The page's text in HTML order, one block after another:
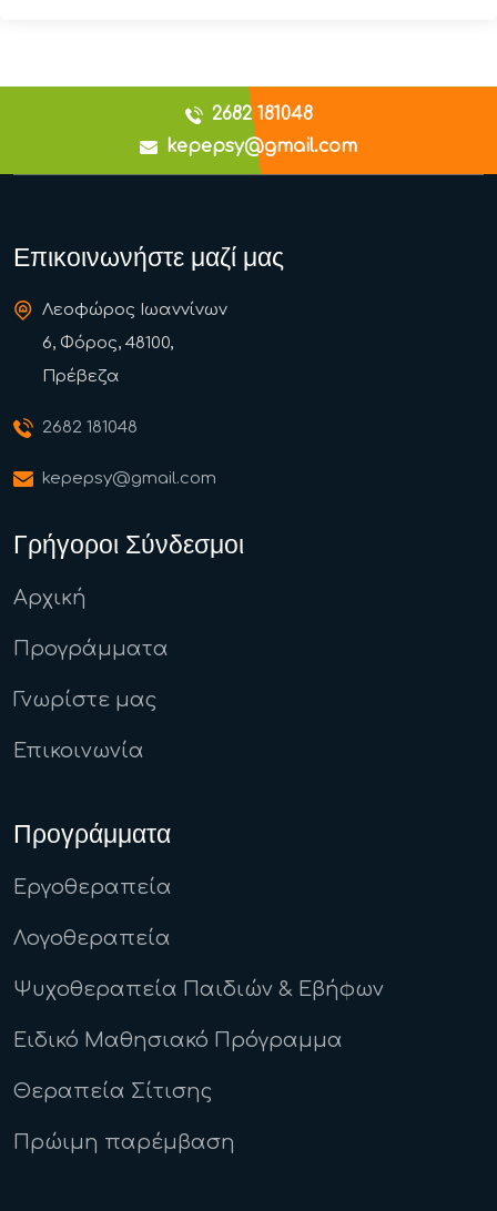
2682 181048
kepepsy@gmail.com
Επικοινωνήστε μαζί μας
Λεοφώρος Ιωαννίνων
6, Φόρος, 48100,
Πρέβεζα
2682 181048
kepepsy@gmail.com
Γρήγοροι Σύνδεσμοι
Αρχική
Προγράμματα
Γνωρίστε μας
Επικοινωνία
Προγράμματα
Εργοθεραπεία
Λογοθεραπεία
Ψυχοθεραπεία Παιδιών & Εβήφων
Ειδικό Μαθησιακό Πρόγραμμα
Θεραπεία Σίτισης
Πρώιμη παρέμβαση